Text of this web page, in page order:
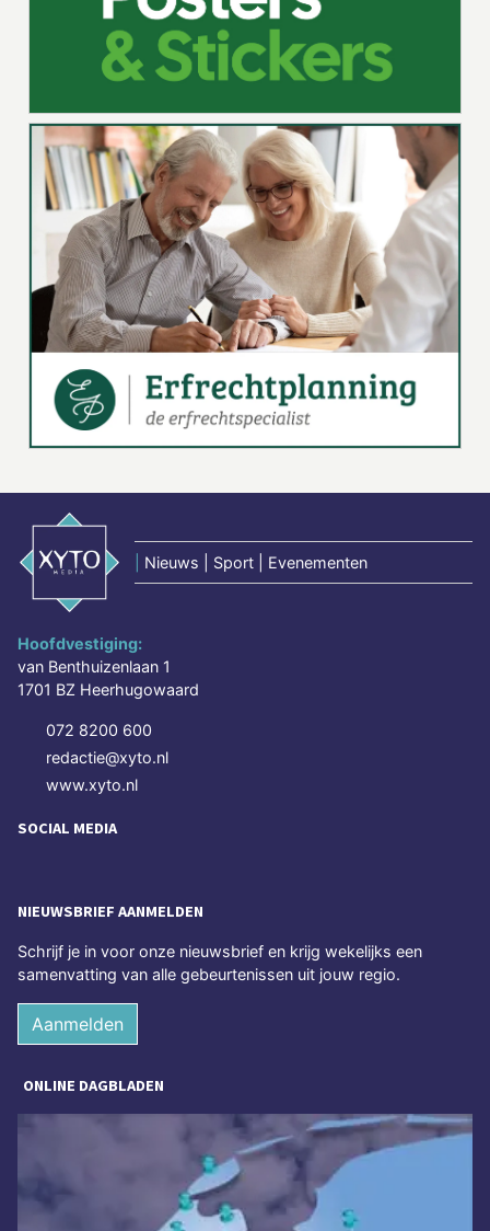
Nieuws | Sport | Evenementen
Hoofdvestiging:
van Benthuizenlaan 1
1701 BZ Heerhugowaard
072 8200 600
redactie@xyto.nl
www.xyto.nl
SOCIAL MEDIA
NIEUWSBRIEF AANMELDEN
Schrijf je in voor onze nieuwsbrief en krijg wekelijks een
samenvatting van alle gebeurtenissen uit jouw regio.
Aanmelden
ONLINE DAGBLADEN